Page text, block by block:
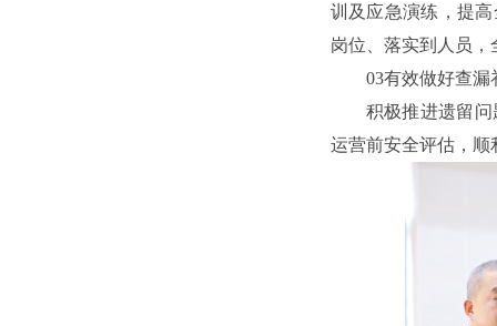
训及应急演练，提
岗位、落实到人员
03有效做好查漏
积极推进遗留
运营前安全评估，顺